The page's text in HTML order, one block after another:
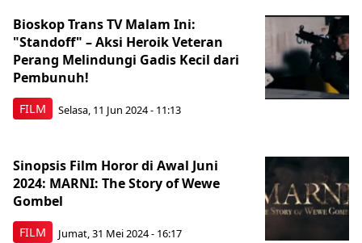
FILM
Bioskop Trans TV Malam Ini:
"Standoff" – Aksi Heroik Veteran
Perang Melindungi Gadis Kecil dari
Pembunuh!
Selasa, 11 Jun 2024 - 11:13
FILM
Sinopsis Film Horor di Awal Juni
2024: MARNI: The Story of Wewe
Gombel
Jumat, 31 Mei 2024 - 16:17